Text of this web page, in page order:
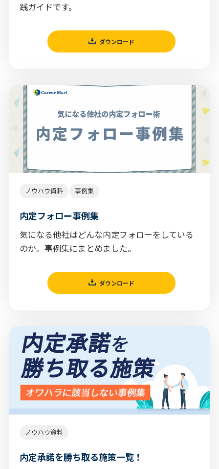
践ガイドです。
ダウンロード
ノウハウ資料 事例集
内定フォロー事例集
気になる他社はどんな内定フォローをしている
のか。事例集にまとめました。
ダウンロード
ノウハウ資料
内定承諾を勝ち取る施策一覧！